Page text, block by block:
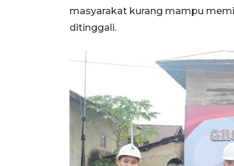
masyarakat kurang mampu
ditinggali.